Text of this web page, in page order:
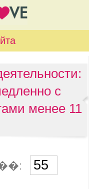
с
менее 11